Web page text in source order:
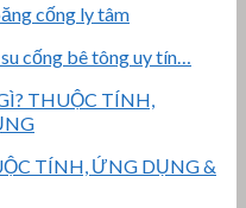
cống bê tông uy tín…
TÍNH, ỨNG DỤNG &